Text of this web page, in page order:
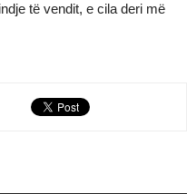
të vendit, e cila deri më